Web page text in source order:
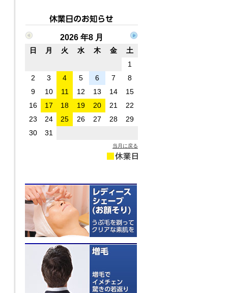
2026 年8 月
日 月 火 水 木 金
土
1
2
3 4 5 6 7
8
9
10 11 12 13 14
15
16
17 18 19 20 21
22
23
24 25 26 27 28
29
30
31
当月に戻る